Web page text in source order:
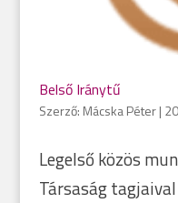
Belső Iránytű
Szerző: Mácska Péter|
Legelső közös
Társaság